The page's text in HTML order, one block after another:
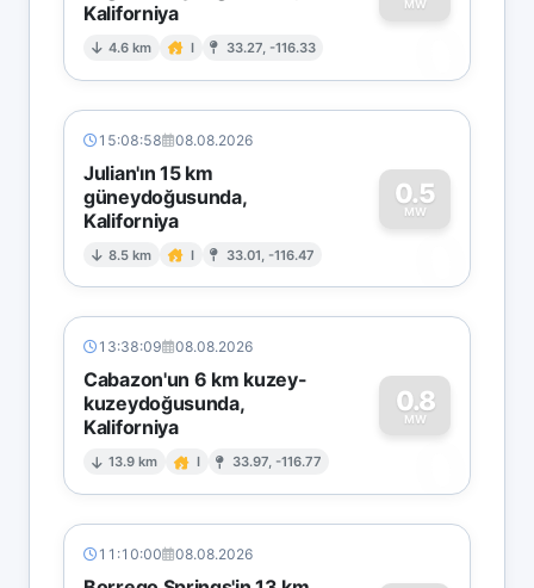
Kaliforniya
4.6 km I 33.27, -116.33
MW
0
15:08:58 08.08.2026
Julian'ın 15 km
güneydoğusunda,
Kaliforniya
8.5 km I 33.01, -116.47
0.5
MW
0
13:38:09 08.08.2026
Cabazon'un 6 km kuzey-
kuzeydoğusunda,
Kaliforniya
13.9 km I 33.97, -116.77
0.8
MW
0
11:10:00 08.08.2026